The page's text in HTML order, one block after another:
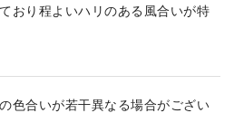
おり程よいハリのある風合いが特
色合いが若干異なる場合がござい